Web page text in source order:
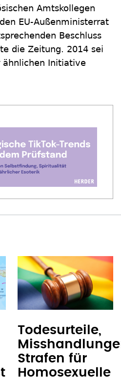
Amtskollegen
EU-Außenministerrat
Beschluss
die Zeitung. 2014 sei
Initiative
Todesurteile,
Strafen für
Homosexuelle